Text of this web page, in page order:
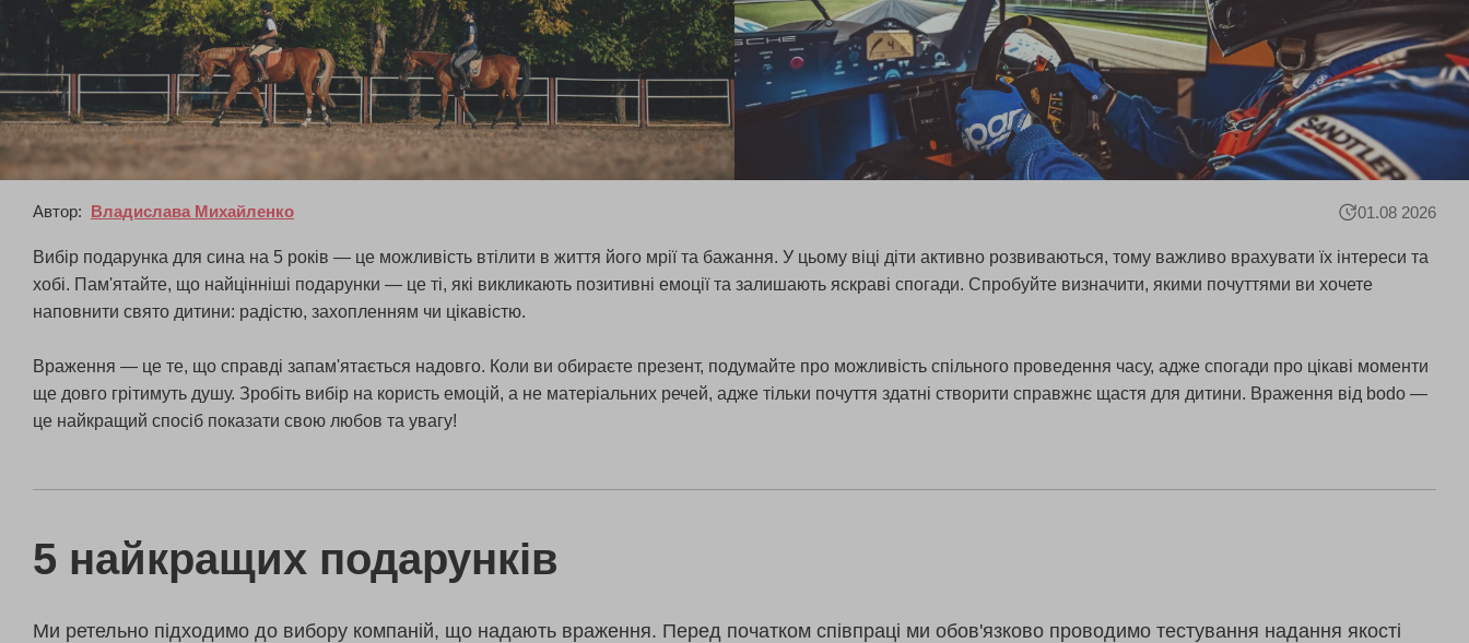
Автор: Владислава Михайленко 01.08 2026
Вибір подарунка для сина на 5 років — це можливість втілити в життя його мрії та бажання. У цьому віці діти активно розвиваються, тому важливо врахувати їх інтереси та
хобі. Пам'ятайте, що найцінніші подарунки — це ті, які викликають позитивні емоції та залишають яскраві спогади. Спробуйте визначити, якими почуттями ви хочете
наповнити свято дитини: радістю, захопленням чи цікавістю.
Враження — це те, що справді запам'ятається надовго. Коли ви обираєте презент, подумайте про можливість спільного проведення часу, адже спогади про цікаві моменти
ще довго грітимуть душу. Зробіть вибір на користь емоцій, а не матеріальних речей, адже тільки почуття здатні створити справжнє щастя для дитини. Враження від bodo —
це найкращий спосіб показати свою любов та увагу!
5 найкращих подарунків
Ми ретельно підходимо до вибору компаній, що надають враження. Перед початком співпраці ми обов'язково проводимо тестування надання якості